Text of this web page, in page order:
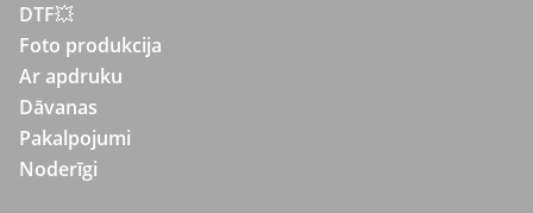
DTF💥
Foto produkcija
Ar apdruku
Dāvanas
Pakalpojumi
Noderīgi